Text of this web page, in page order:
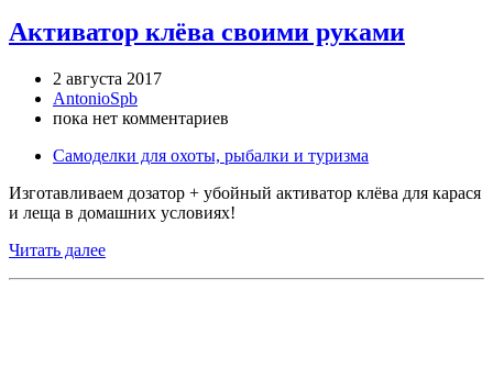
Активатор клёва своими руками
2 августа 2017
AntonioSpb
пока нет комментариев
Самоделки для охоты, рыбалки и туризма
Изготавливаем дозатор + убойный активатор клёва для карася
и леща в домашних условиях!
Читать далее